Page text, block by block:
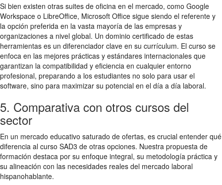
Si bien existen otras suites de oficina en el mercado, como Google
Workspace o LibreOffice, Microsoft Office sigue siendo el referente y
la opción preferida en la vasta mayoría de las empresas y
organizaciones a nivel global. Un dominio certificado de estas
herramientas es un diferenciador clave en su currículum. El curso se
enfoca en las mejores prácticas y estándares internacionales que
garantizan la compatibilidad y eficiencia en cualquier entorno
profesional, preparando a los estudiantes no solo para usar el
software, sino para maximizar su potencial en el día a día laboral.
5. Comparativa con otros cursos del
sector
En un mercado educativo saturado de ofertas, es crucial entender qué
diferencia al curso SAD3 de otras opciones. Nuestra propuesta de
formación destaca por su enfoque integral, su metodología práctica y
su alineación con las necesidades reales del mercado laboral
hispanohablante.